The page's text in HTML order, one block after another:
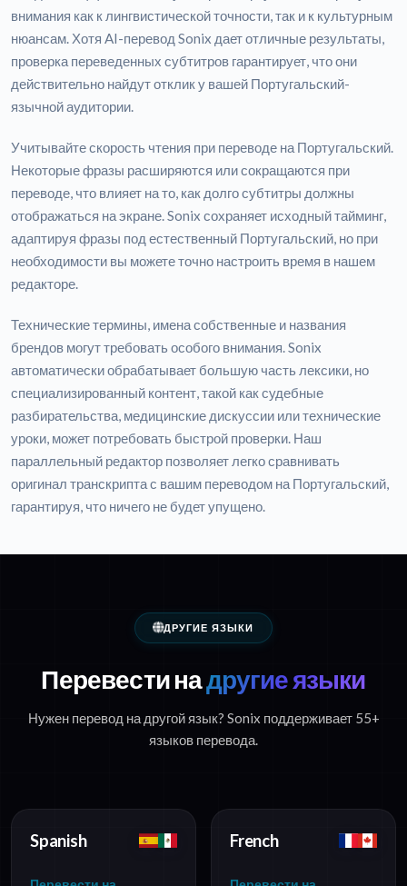
внимания как к лингвистической точности, так и к культурным
нюансам. Хотя AI-перевод Sonix дает отличные результаты,
проверка переведенных субтитров гарантирует, что они
действительно найдут отклик у вашей Португальский-
язычной аудитории.
Учитывайте скорость чтения при переводе на Португальский.
Некоторые фразы расширяются или сокращаются при
переводе, что влияет на то, как долго субтитры должны
отображаться на экране. Sonix сохраняет исходный тайминг,
адаптируя фразы под естественный Португальский, но при
необходимости вы можете точно настроить время в нашем
редакторе.
Технические термины, имена собственные и названия
брендов могут требовать особого внимания. Sonix
автоматически обрабатывает большую часть лексики, но
специализированный контент, такой как судебные
разбирательства, медицинские дискуссии или технические
уроки, может потребовать быстрой проверки. Наш
параллельный редактор позволяет легко сравнивать
оригинал транскрипта с вашим переводом на Португальский,
гарантируя, что ничего не будет упущено.
ДРУГИЕ ЯЗЫКИ
Перевести надругие языки
Нужен перевод на другой язык? Sonix поддерживает 55+
языков перевода.
Spanish French